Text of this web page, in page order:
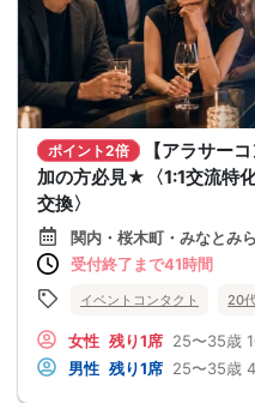
ポイント2倍
【アラサー
加の方必見★〈1:1交流特
交換〉
関内・桜木町・みなとみ
受付終了まで41時間
イベントコンタクト 20
女性 残り1席 25〜35歳
男性 残り1席 25〜35歳